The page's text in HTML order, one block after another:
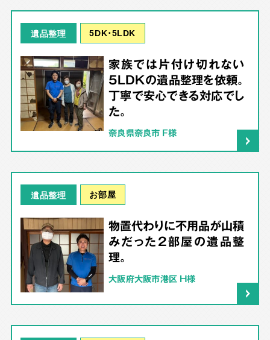
遺品整理 5DK･5LDK
家族では片付け切れない
5LDKの遺品整理を依頼。
丁寧で安心できる対応でし
た。
奈良県奈良市 F様
遺品整理 お部屋
物置代わりに不用品が山積
みだった2部屋の遺品整
理。
大阪府大阪市港区 H様